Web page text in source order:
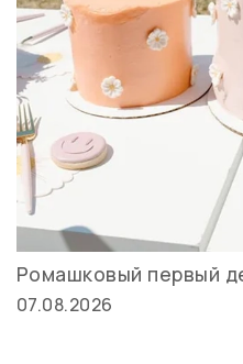
Ромашковый первый
07.08.2026